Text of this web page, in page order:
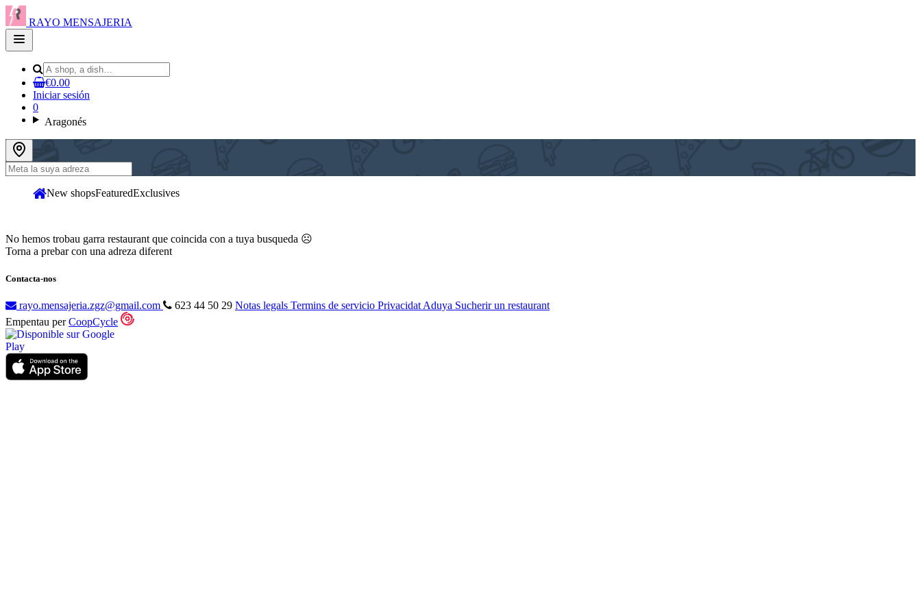
RAYO MENSAJERIA
Open
main
€0.00
Iniciar sesión
0
Aragonés
New shopsFeaturedExclusives
No hemos trobau garra restaurant que coincida con a tuya busqueda ☹
Torna a prebar con una adreza diferent
Contacta-nos
rayo.mensajeria.zgz@gmail.com 623 44 50 29 Notas legals Termins de servicio Privacidat Aduya Sucherir un restaurant
Empentau perCoopCycle